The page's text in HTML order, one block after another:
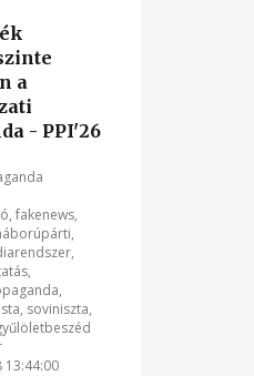
a
- PPI'26
, fakenews,
,
,
,
,
, soviniszta,
13:44:00